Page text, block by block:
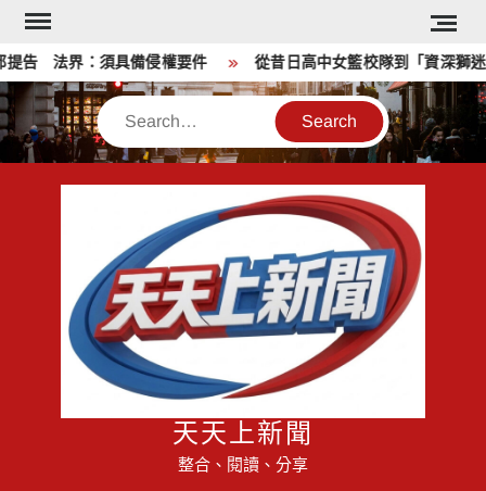
Skip
content法界：須具備侵權要件 從昔日高中女籃校隊到「資深獅迷
Search
天天上新聞
整合、閱讀、分享